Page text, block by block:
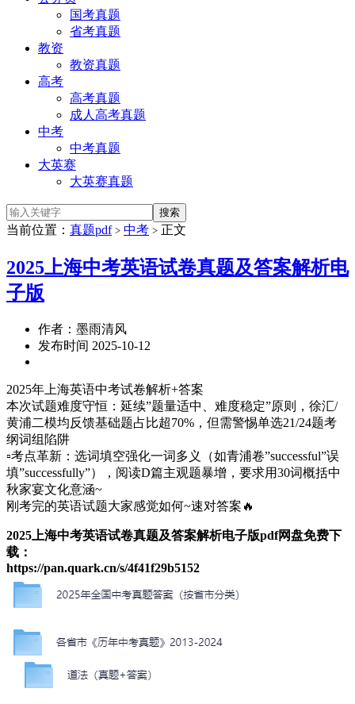
国考真题
省考真题
教资
教资真题
高考
高考真题
成人高考真题
中考
中考真题
大英赛
大英赛真题
当前位置： 真题pdf > 中考 > 正文
2025上海中考英语试卷真题及答案解析电
子版
作者：墨雨清风
发布时间 2025-10-12
2025年上海英语中考试卷解析+答案
本次试题难度守恒：延续”题量适中、难度稳定”原则，徐汇/
黄浦二模均反馈基础题占比超70%，但需警惕单选21/24题考
纲词组陷阱
▫考点革新：选词填空强化一词多义（如青浦卷”successful”误
填”successfully”），阅读D篇主观题暴增，要求用30词概括中
秋家宴文化意涵~
刚考完的英语试题大家感觉如何~速对答案🔥
2025上海中考英语试卷真题及答案解析电子版pdf网盘免费下
载：
https://pan.quark.cn/s/4f41f29b5152